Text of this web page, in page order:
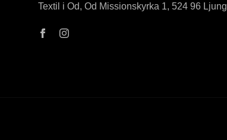
Textil i Od, Od Missionskyrka 1, 524 96 Ljung